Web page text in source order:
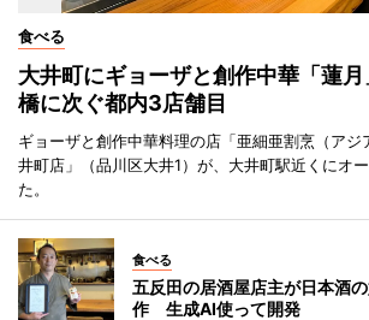
食べる
大井町にギョーザと創作中華「蓮
橋に次ぐ都内3店舗目
ギョーザと創作中華料理の店「亜細亜割烹（アジ
井町店」（品川区大井1）が、大井町駅近くにオ
た。
食べる
五反田の居酒屋店主が日本酒
作 生成AI使って開発